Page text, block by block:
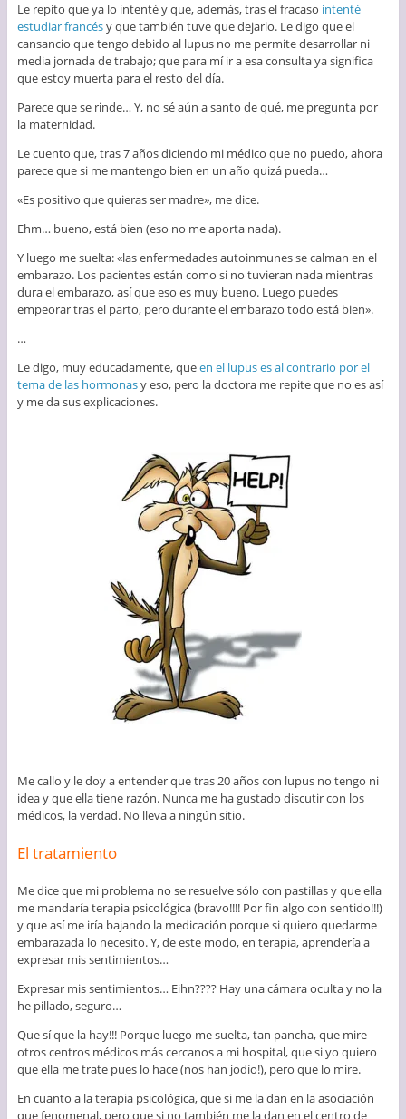
Le repito que ya lo intenté y que, además, tras el fracaso intenté
estudiar francésy que también tuve que dejarlo. Le digo que el
cansancio que tengo debido al lupus no me permite desarrollar ni
media jornada de trabajo; que para mí ir a esa consulta ya significa
que estoy muerta para el resto del día.
Parece que se rinde… Y, no sé aún a santo de qué, me pregunta por
la maternidad.
Le cuento que, tras 7 años diciendo mi médico que no puedo, ahora
parece que si me mantengo bien en un año quizá pueda…
«Es positivo que quieras ser madre», me dice.
Ehm… bueno, está bien (eso no me aporta nada).
Y luego me suelta: «las enfermedades autoinmunes se calman en el
embarazo. Los pacientes están como si no tuvieran nada mientras
dura el embarazo, así que eso es muy bueno. Luego puedes
empeorar tras el parto, pero durante el embarazo todo está bien».
…
Le digo, muy educadamente, queen el lupus es al contrario por el
tema de las hormonasy eso, pero la doctora me repite que no es así
y me da sus explicaciones.
Me callo y le doy a entender que tras 20 años con lupus no tengo ni
idea y que ella tiene razón. Nunca me ha gustado discutir con los
médicos, la verdad. No lleva a ningún sitio.
El tratamiento
Me dice que mi problema no se resuelve sólo con pastillas y que ella
me mandaría terapia psicológica (bravo!!!! Por fin algo con sentido!!!)
y que así me iría bajando la medicación porque si quiero quedarme
embarazada lo necesito. Y, de este modo, en terapia, aprendería a
expresar mis sentimientos…
Expresar mis sentimientos… Eihn???? Hay una cámara oculta y no la
he pillado, seguro…
Que sí que la hay!!! Porque luego me suelta, tan pancha, que mire
otros centros médicos más cercanos a mi hospital, que si yo quiero
que ella me trate pues lo hace (nos han jodío!), pero que lo mire.
En cuanto a la terapia psicológica, que si me la dan en la asociación
que fenomenal, pero que si no también me la dan en el centro de